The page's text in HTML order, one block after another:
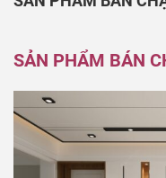
SẢN PHẨM BÁN